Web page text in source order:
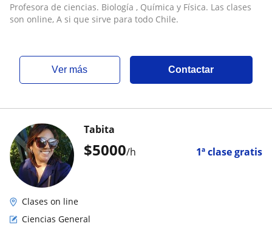
Profesora de ciencias. Biología , Química y Física. Las clases
son online, A si que sirve para todo Chile.
ver más Contactar
$5000/h 1ª clase gratis
Tabita
Clases on line
Ciencias General